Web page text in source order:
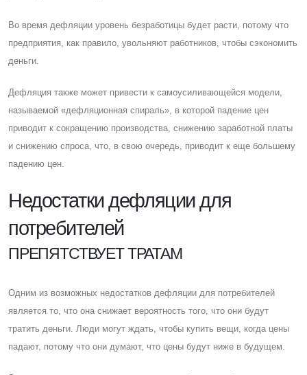
Во время дефляции уровень безработицы будет расти, потому что
предприятия, как правило, увольняют работников, чтобы сэкономить
деньги.
Дефляция также может привести к самоусиливающейся модели,
называемой «дефляционная спираль», в которой падение цен
приводит к сокращению производства, снижению заработной платы
и снижению спроса, что, в свою очередь, приводит к еще большему
падению цен.
Недостатки дефляции для
потребителей
ПРЕПЯТСТВУЕТ ТРАТАМ
Одним из возможных недостатков дефляции для потребителей
является то, что она снижает вероятность того, что они будут
тратить деньги. Люди могут ждать, чтобы купить вещи, когда цены
падают, потому что они думают, что цены будут ниже в будущем.